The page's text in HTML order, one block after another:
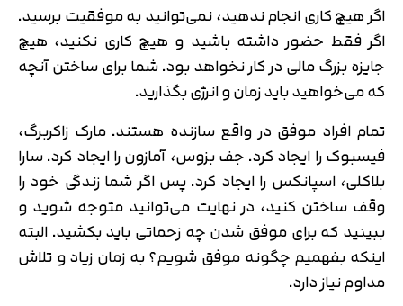
اگر هیچ کاری انجام ندهید، نمی­‌توانید به موفقیت برسید.
اگر فقط حضور داشته باشید و هیچ کاری نکنید، هیچ
جایزه بزرگ مالی در کار نخواهد بود. شما برای ساختن آنچه
که می­‌خواهید باید زمان و انرژی بگذارید.
تمام افراد موفق در واقع سازنده هستند. مارک زاکربرگ،
فیسبوک را ایجاد کرد. جف بزوس، آمازون را ایجاد کرد. سارا
بلاکلی، اسپانکس را ایجاد کرد. پس اگر شما زندگی خود را
وقف ساختن کنید، در نهایت می­‌توانید متوجه شوید و
ببینید که برای موفق شدن چه زحماتی باید بکشید. البته
اینکه بفهمیم چگونه موفق شویم؟ به زمان زیاد و تلاش
مداوم نیاز دارد.
دریافت مجدد کد:00:59